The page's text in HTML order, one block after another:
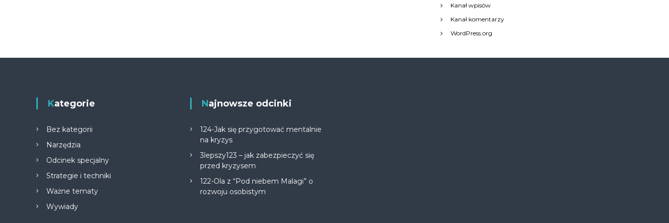
Kanał wpisów
Kanał komentarzy
WordPress.org
Kategorie
Bez kategorii
Narzędzia
Odcinek specjalny
Strategie i techniki
Ważne tematy
Wywiady
Najnowsze odcinki
124-Jak się przygotować mentalnie
na kryzys
3lepszy123 – jak zabezpieczyć się
przed kryzysem
122-Ola z “Pod niebem Malagi” o
rozwoju osobistym